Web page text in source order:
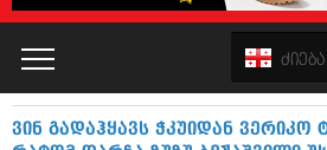
კატალოგი
ვინ გადაჰყავს ჭკუიდან ვერიკო